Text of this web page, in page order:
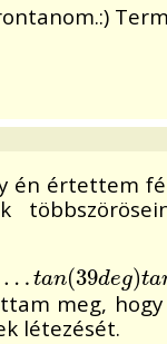
én értettem
… tan(39deg)ta
… t an(39deg)tan(
meg,
létezését.